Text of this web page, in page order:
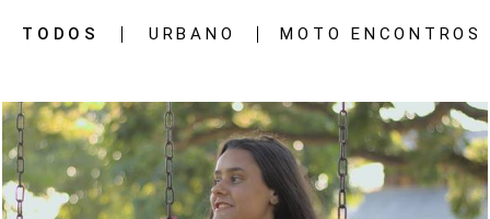
TODOS URBANO MOTO ENCONTROS